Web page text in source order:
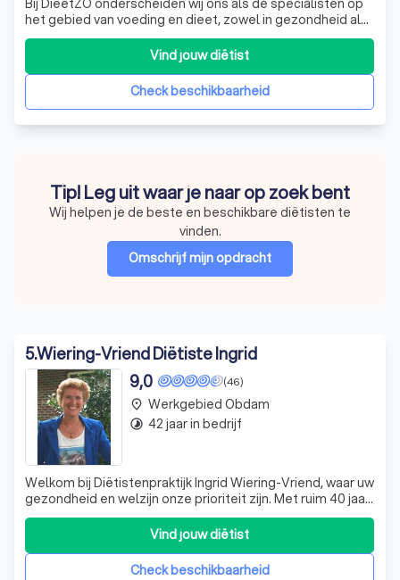
het gebied van voeding en dieet, zowel in gezondheid als
bij ziekte. Ons team van deskundige diëtisten is actief in
diverse regio's in Noord-Holland, waar wij nauw
samenwerken met huisartsenpraktijken en medische
centra. Onze praktijk is eropCheck beschikbaarheid
Vind jouw diëtist
Tip! Leg uit waar je naar op zoek bent
Wij helpen je de beste en beschikbare diëtisten te
vinden.
Omschrijf mijn opdracht
5.Wiering-Vriend Diëtiste Ingrid
(46)
9,0
Welkom bij Diëtistenpraktijk Ingrid Wiering-Vriend, waar uw
gezondheid en welzijn onze prioriteit zijn. Met ruim 40 jaar
ervaring in voedings- en dieetadvies, bied ik, Ingrid Wiering,
persoonlijke begeleiding en deskundig advies op maat.
Mijn praktijk staat open voor iedereen die streeft naar een
ge
Check beschikbaarheid
Vind jouw diëtist
place Werkgebied Obdam
timelapse 42 jaar in bedrijf